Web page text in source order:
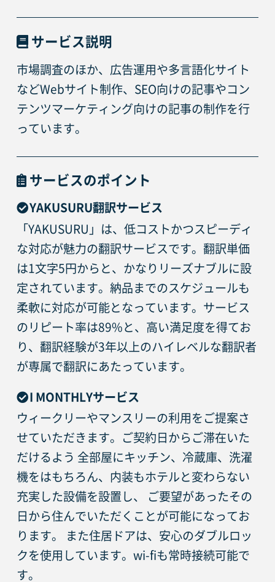
サービス説明
市場調査のほか、広告運用や多言語化サイト
などWebサイト制作、SEO向けの記事やコン
テンツマーケティング向けの記事の制作を行
っています。
サービスのポイント
YAKUSURU翻訳サービス
「YAKUSURU」は、低コストかつスピーディ
な対応が魅力の翻訳サービスです。翻訳単価
は1文字5円からと、かなりリーズナブルに設
定されています。納品までのスケジュールも
柔軟に対応が可能となっています。サービス
のリピート率は89%と、高い満足度を得てお
り、翻訳経験が3年以上のハイレベルな翻訳者
が専属で翻訳にあたっています。
I MONTHLYサービス
ウィークリーやマンスリーの利用をご提案さ
せていただきます。ご契約日からご滞在いた
だけるよう 全部屋にキッチン、冷蔵庫、洗濯
機をはもちろん、内装もホテルと変わらない
充実した設備を設置し、 ご要望があったその
日から住んでいただくことが可能になってお
ります。 また住居ドアは、安心のダブルロッ
クを使用しています。wi-fiも常時接続可能で
す。